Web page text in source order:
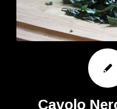
Cavolo